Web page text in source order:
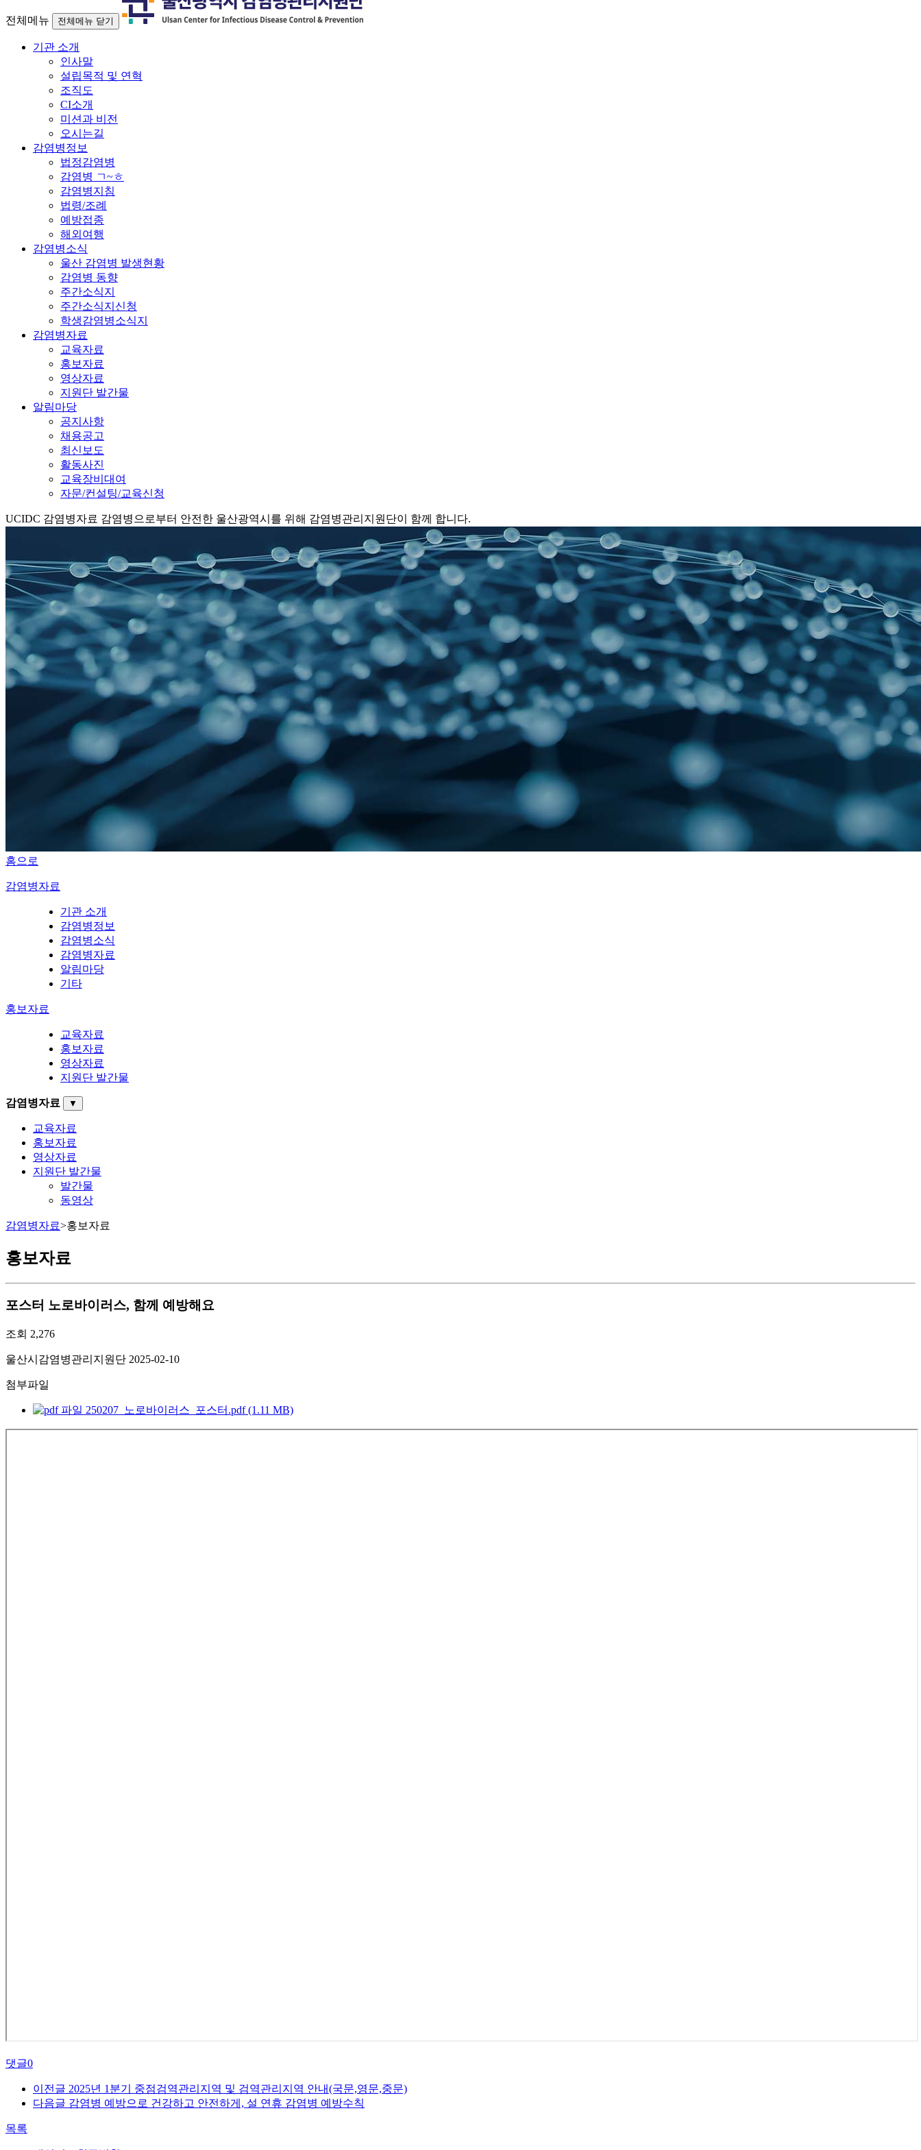
전체메뉴 전체메뉴 닫기
기관 소개
인사말
설립목적 및 연혁
조직도
CI소개
미션과 비전
오시는길
감염병정보
법정감염병
감염병 ㄱ~ㅎ
감염병지침
법령/조례
예방접종
해외여행
감염병소식
울산 감염병 발생현황
감염병 동향
주간소식지
주간소식지신청
학생감염병소식지
감염병자료
교육자료
홍보자료
영상자료
지원단 발간물
알림마당
공지사항
채용공고
최신보도
활동사진
교육장비대여
자문/컨설팅/교육신청
UCIDC 감염병자료 감염병으로부터 안전한 울산광역시를 위해 감염병관리지원단이 함께 합니다.
홈으로
감염병자료
기관 소개
감염병정보
감염병소식
감염병자료
알림마당
기타
홍보자료
교육자료
홍보자료
영상자료
지원단 발간물
감염병자료 ▼
교육자료
홍보자료
영상자료
지원단 발간물
발간물
동영상
감염병자료>홍보자료
홍보자료
포스터 노로바이러스, 함께 예방해요
조회 2,276
울산시감염병관리지원단 2025-02-10
첨부파일
250207_노로바이러스_포스터.pdf (1.11 MB)
댓글0
이전글 2025년 1분기 중점검역관리지역 및 검역관리지역 안내(국문,영문,중문)
다음글 감염병 예방으로 건강하고 안전하게, 설 연휴 감염병 예방수칙
목록